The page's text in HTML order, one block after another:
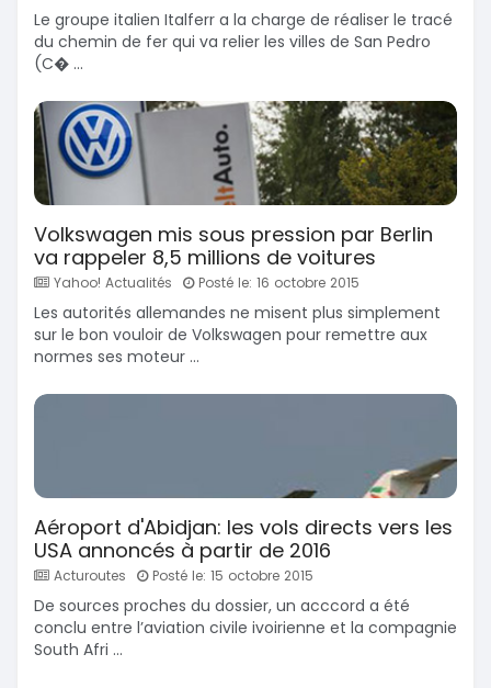
Le groupe italien Italferr a la charge de réaliser le tracé
du chemin de fer qui va relier les villes de San Pedro
(C� ...
Volkswagen mis sous pression par Berlin
va rappeler 8,5 millions de voitures
Yahoo! Actualités Posté le: 16 octobre 2015
Les autorités allemandes ne misent plus simplement
sur le bon vouloir de Volkswagen pour remettre aux
normes ses moteur ...
Aéroport d'Abidjan: les vols directs vers les
USA annoncés à partir de 2016
Acturoutes Posté le: 15 octobre 2015
De sources proches du dossier, un acccord a été
conclu entre l’aviation civile ivoirienne et la compagnie
South Afri ...